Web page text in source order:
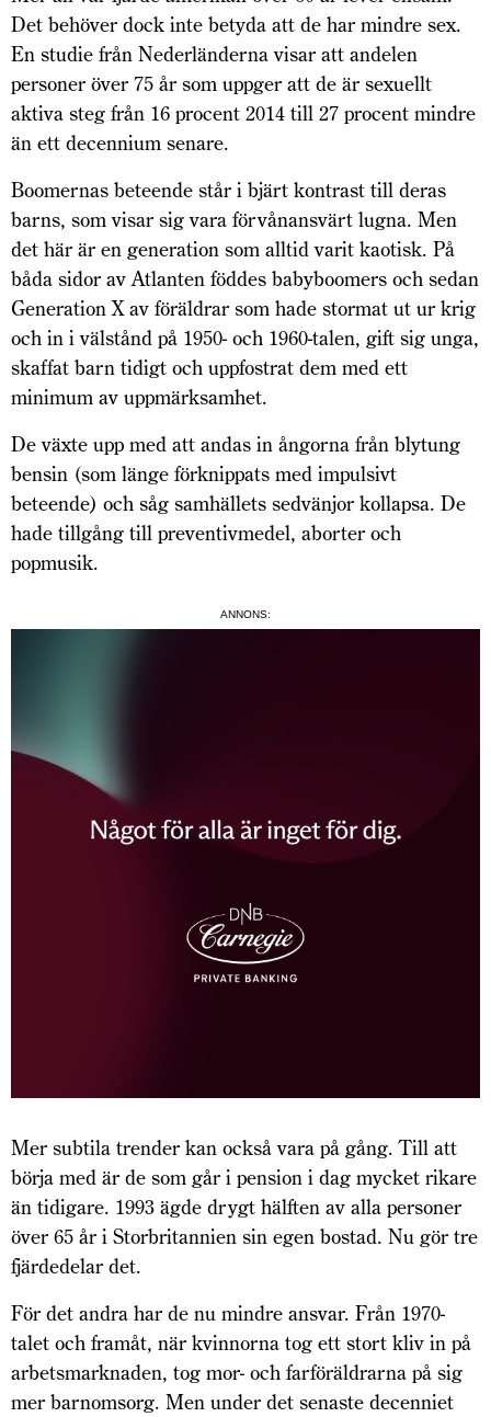
Det behöver dock inte betyda att de har mindre sex.
En studie från Nederländerna visar att andelen
personer över 75 år som uppger att de är sexuellt
aktiva steg från 16 procent 2014 till 27 procent mindre
än ett decennium senare.
Boomernas beteende står i bjärt kontrast till deras
barns, som visar sig vara förvånansvärt lugna. Men
det här är en generation som alltid varit kaotisk. På
båda sidor av Atlanten föddes babyboomers och sedan
Generation X av föräldrar som hade stormat ut ur krig
och in i välstånd på 1950- och 1960-talen, gift sig unga,
skaffat barn tidigt och uppfostrat dem med ett
minimum av uppmärksamhet.
De växte upp med att andas in ångorna från blytung
bensin (som länge förknippats med impulsivt
beteende) och såg samhällets sedvänjor kollapsa. De
hade tillgång till preventivmedel, aborter och
popmusik.
ANNONS:
Mer subtila trender kan också vara på gång. Till att
börja med är de som går i pension i dag mycket rikare
än tidigare. 1993 ägde drygt hälften av alla personer
över 65 år i Storbritannien sin egen bostad. Nu gör tre
fjärdedelar det.
För det andra har de nu mindre ansvar. Från 1970-
talet och framåt, när kvinnorna tog ett stort kliv in på
arbetsmarknaden, tog mor- och farföräldrarna på sig
mer barnomsorg. Men under det senaste decenniet